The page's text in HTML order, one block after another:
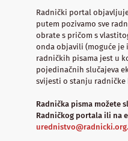
Radnički portal
putem pozivamo sve
obrate s pričom s
onda objavili (moguće je
radničkih pisama jest u
pojedinačnih slučajeva
svijesti o stanju radničke
Radnička pisma možete
Radničkog portala ili na
urednistvo@radnicki.org.